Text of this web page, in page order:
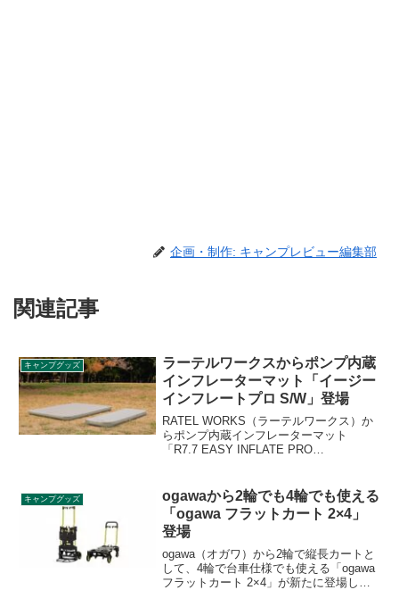
企画・制作: キャンプレビュー編集部
関連記事
キャンプグッズ
ラーテルワークスからポンプ内蔵
インフレーターマット「イージー
インフレートプロ S/W」登場
RATEL WORKS（ラーテルワークス）か
らポンプ内蔵インフレーターマット
「R7.7 EASY INFLATE PRO
蔵されているためワンタッチで簡単にエ
アーの注入・排出が可能です。詳細をレ
ビューします。
キャンプグッズ
ogawaから2輪でも4輪でも使える
「ogawa フラットカート 2×4」
登場
ogawa（オガワ）から2輪で縦長カートと
して、4輪で台車仕様でも使える「ogawa
フラットカート 2×4」が新たに登場しま